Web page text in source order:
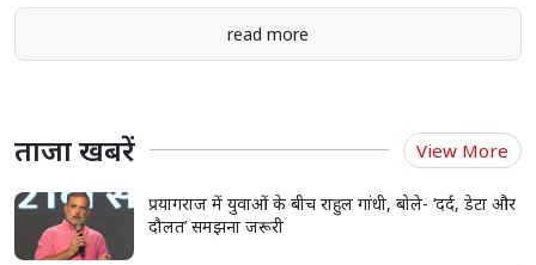
read more
ताजा खबरें View More
प्रयागराज में युवाओं के बीच राहुल गांधी, बोले- ‘दर्द, डेटा और
दौलत’ समझना जरूरी